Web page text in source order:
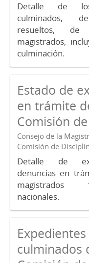
Detalle de
culminados,
resueltos, de
magistrados,
culminación.
Estado de
en trámite
Comisión
Consejo de la
Comisión de
Detalle de
denuncias en
nacionales.
Expedientes
culminados